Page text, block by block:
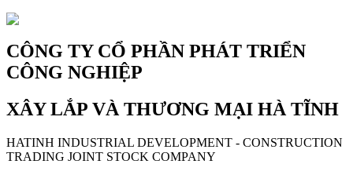
CÔNG TY CỔ PHẦN PHÁT TRIỂN
CÔNG NGHIỆP
XÂY LẮP VÀ THƯƠNG MẠI HÀ TĨNH
HATINH INDUSTRIAL DEVELOPMENT - CONSTRUCTION
TRADING JOINT STOCK COMPANY